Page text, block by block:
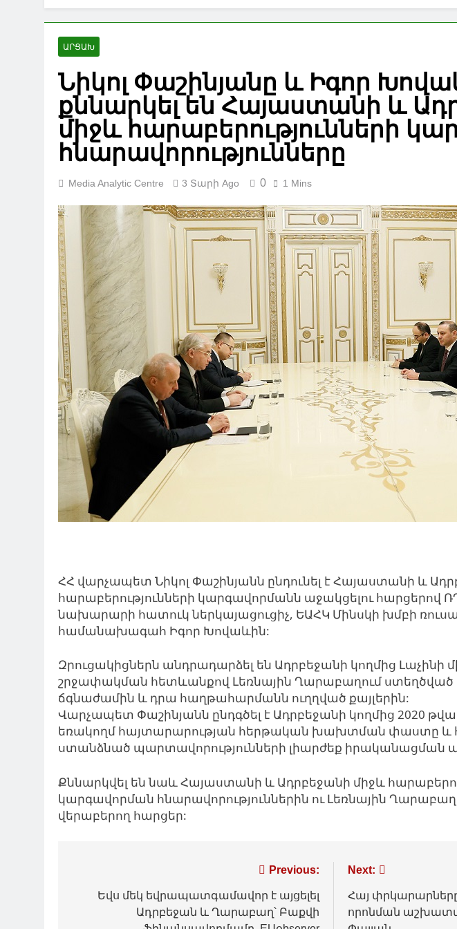
ԱՐՑԱԽ
Նիկոլ Փաշինյանը և Իգոր
քննարկել են Հայաստանի և
միջև հարաբերությունների
հնարավորությունները
Media Analytic Centre 3 Տարի Ago 0 1 Mins
ՀՀ վարչապետ Նիկոլ Փաշինյանն ընդունել է Հայաստանի և
հարաբերությունների կարգավորմանն աջակցելու հարցերով
նախարարի հատուկ ներկայացուցիչ, ԵԱՀԿ Մինսկի խմբի
համանախագահ Իգոր Խովաևին:
Զրուցակիցներն անդրադարձել են Ադրբեջանի կողմից Լաչինի
շրջափակման հետևանքով Լեռնային Ղարաբաղում
ճգնաժամին և դրա հաղթահարմանն ուղղված քայլերին:
Վարչապետ Փաշինյանն ընդգծել է Ադրբեջանի կողմից 2020
եռակողմ հայտարարության հերթական խախտման փաստը և
ստանձնած պարտավորությունների լիարժեք իրականացման
Քննարկվել են նաև Հայաստանի և Ադրբեջանի միջև
կարգավորման հնարավորություններին ու Լեռնային
վերաբերող հարցեր:
նավարկումը
Previous:
Եվս մեկ եվրապատգամավոր է այցելել
Ադրբեջան և Ղարաբաղ՝ Բաքվի
Next:
Հայ
որոնման